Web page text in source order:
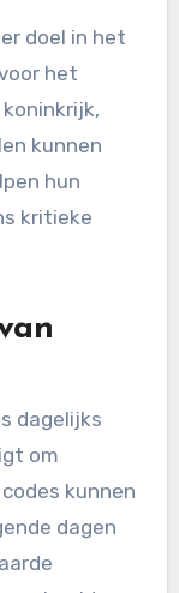
doel in het
het
kunnen
hun
kritieke
dagelijks
om
kunnen
dagen